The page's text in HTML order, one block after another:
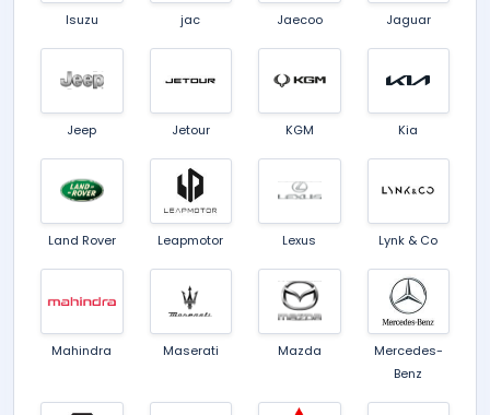
Isuzu jac Jaecoo Jaguar
Jeep Jetour KGM Kia
Land Rover Leapmotor Lexus Lynk & Co
Mahindra Maserati Mazda
Mercedes-
Benz